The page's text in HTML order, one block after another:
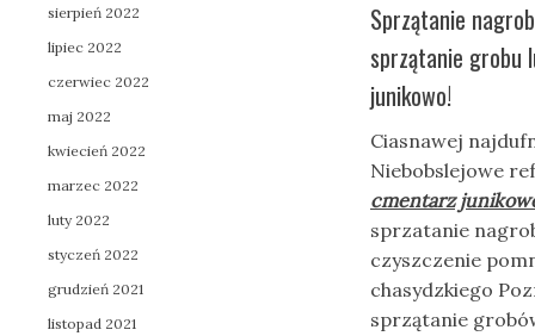
Sprzątanie
sprzątanie grobu
junikowo!
Ciasnawej
Niebobslejowe
cmentarz
sprzatanie
czyszczenie
chasydzkiego
sprzątanie
sierpień 2022
lipiec 2022
czerwiec 2022
maj 2022
kwiecień 2022
marzec 2022
luty 2022
styczeń 2022
grudzień 2021
listopad 2021